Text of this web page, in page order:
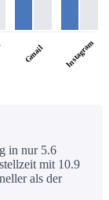
Gmail Instagram
in nur 5.6
mit 10.9
als der